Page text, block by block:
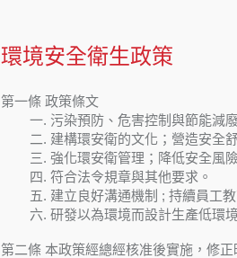
環境安全衛生政策
第一條 政策條文
一. 污染預防、危害控制與節能減廢
二. 建構環安衛的文化；營造安全舒
三. 強化環安衛管理；降低安全風險
四. 符合法令規章與其他要求。
五. 建立良好溝通機制 ; 持續員工教
六. 研發以為環境而設計生產低環境
第二條 本政策經總經核准後實施，修正